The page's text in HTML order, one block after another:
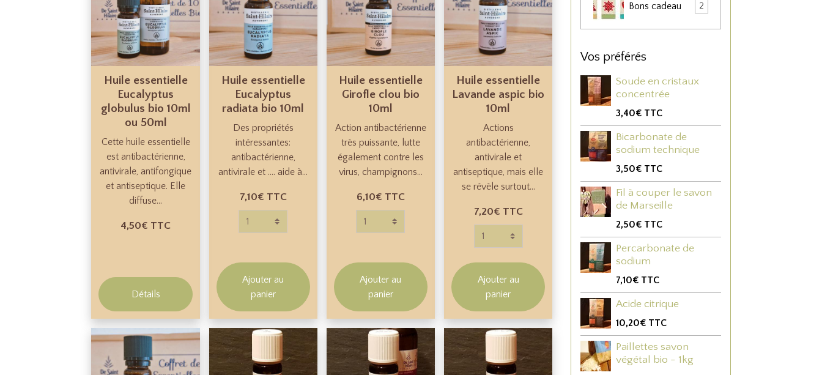
Huile essentielle
Eucalyptus
globulus bio 10ml
ou 50ml
Cette huile essentielle
est antibactérienne,
antivirale, antifongique
et antiseptique. Elle
diffuse...
4,50€ TTC
Détails
Huile essentielle
Eucalyptus
radiata bio 10ml
Des propriétés
intéressantes:
antibactérienne,
antivirale et .... aide à...
7,10€ TTC
Ajouter au
panier
Huile essentielle
Girofle clou bio
10ml
Action antibactérienne
très puissante, lutte
également contre les
virus, champignons...
6,10€ TTC
Ajouter au
panier
Huile essentielle
Lavande aspic bio
10ml
Actions
antibactérienne,
antivirale et
antiseptique, mais elle
se révèle surtout...
7,20€ TTC
Ajouter au
panier
Bons cadeau 2
Vos préférés
Soude en cristaux
concentrée
3,40€ TTC
Bicarbonate de
sodium technique
3,50€ TTC
Fil à couper le savon
de Marseille
2,50€ TTC
Percarbonate de
sodium
7,10€ TTC
Acide citrique
10,20€ TTC
Paillettes savon
végétal bio - 1kg